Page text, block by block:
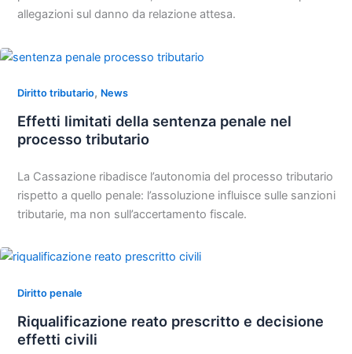
allegazioni sul danno da relazione attesa.
Diritto tributario, News
Effetti limitati della sentenza penale nel
processo tributario
La Cassazione ribadisce l’autonomia del processo tributario
rispetto a quello penale: l’assoluzione influisce sulle sanzioni
tributarie, ma non sull’accertamento fiscale.
Diritto penale
Riqualificazione reato prescritto e decisione
effetti civili